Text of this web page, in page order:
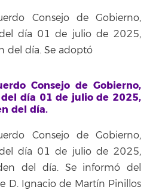
Consejo de Gobierno,
día 01 de julio de 2025,
del día. Se adoptó
Consejo de Gobierno,
día 01 de julio de 2025,
del día.
Consejo de Gobierno,
día 01 de julio de 2025,
del día. Se informó del
D. Ignacio de Martín Pinillos